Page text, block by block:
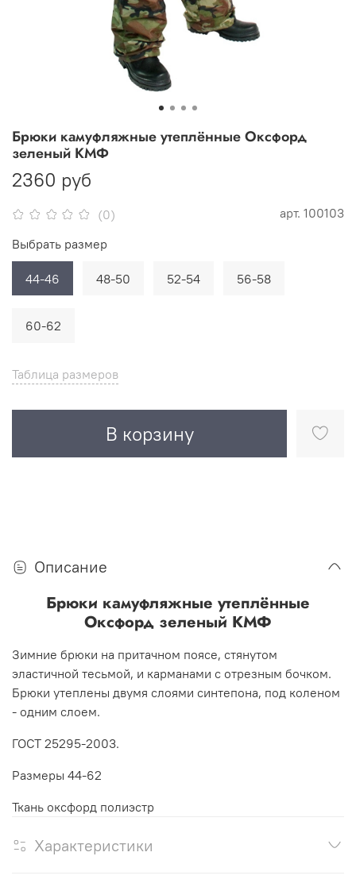
(0) арт. 100103
Брюки камуфляжные утеплённые Оксфорд
зеленый КМФ
2360 руб
Таблица размеров
В корзину
Выбрать размер
44-46 48-50 52-54 56-58
60-62
Описание
Брюки камуфляжные утеплённые
Оксфорд зеленый КМФ
Зимние брюки на притачном поясе, стянутом
эластичной тесьмой, и карманами с отрезным бочком.
Брюки утеплены двумя слоями синтепона, под коленом
- одним слоем.
ГОСТ 25295-2003.
Размеры 44-62
Ткань оксфорд полиэстр
Характеристики